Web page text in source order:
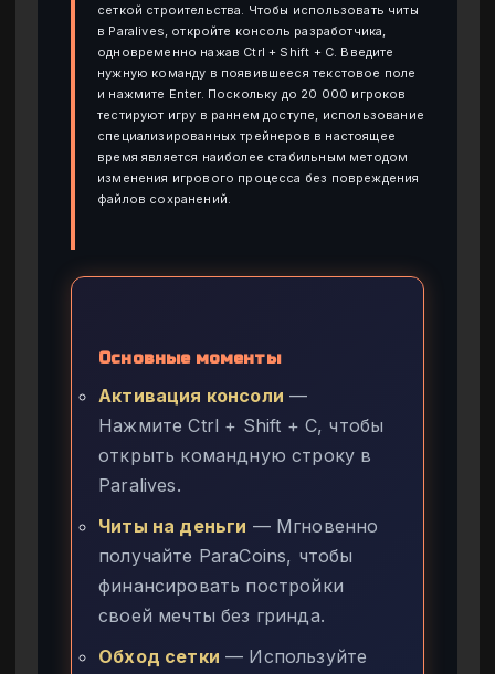
сеткой строительства. Чтобы использовать читы
в Paralives, откройте консоль разработчика,
одновременно нажав Ctrl + Shift + C. Введите
нужную команду в появившееся текстовое поле
и нажмите Enter. Поскольку до 20 000 игроков
тестируют игру в раннем доступе, использование
специализированных трейнеров в настоящее
время является наиболее стабильным методом
изменения игрового процесса без повреждения
файлов сохранений.
Основные моменты
Активация консоли —
Нажмите Ctrl + Shift + C, чтобы
открыть командную строку в
Paralives.
Читы на деньги — Мгновенно
получайте ParaCoins, чтобы
финансировать постройки
своей мечты без гринда.
Обход сетки — Используйте